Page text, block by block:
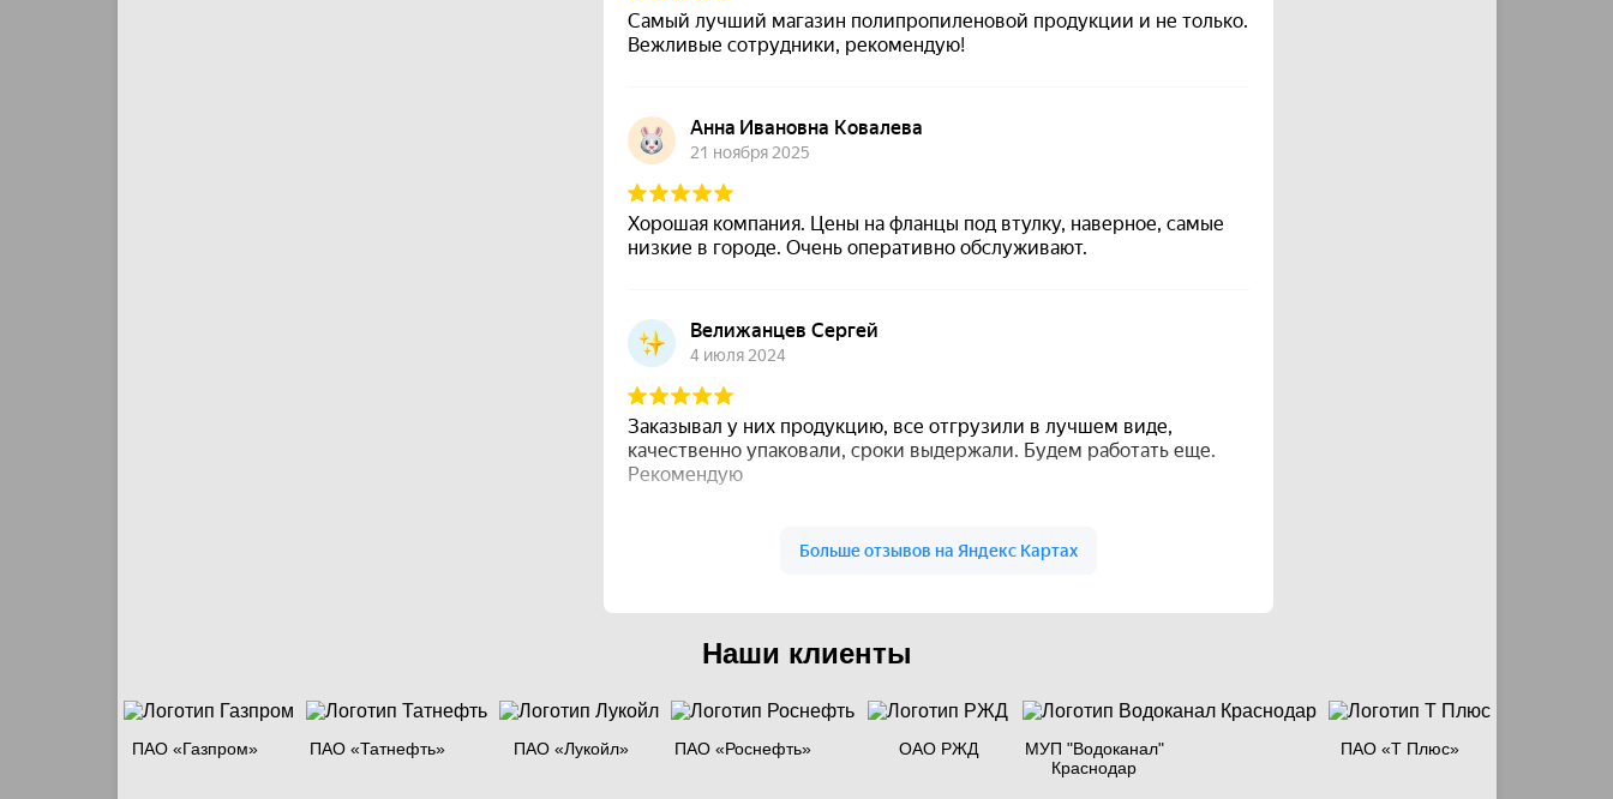
Наши клиенты
ПАО «Газпром» ПАО «Татнефть» ПАО «Лукойл» ПАО «Роснефть» ОАО РЖД
МУП "Водоканал"
Краснодар
ПАО «Т Плюс»